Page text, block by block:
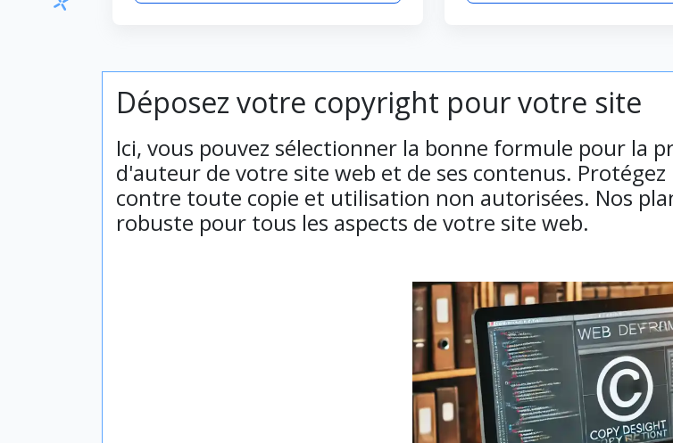
Déposez votre copyright pour votre site
Ici, vous pouvez sélectionner la bonne formule pour la
d'auteur de votre site web et de ses contenus.
contre toute copie et utilisation non autorisées. Nos
robuste pour tous les aspects de votre site web.